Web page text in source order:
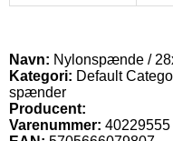
Navn: Nylonspænde /
Kategori: Default
spænder
Producent:
Varenummer: 40229555